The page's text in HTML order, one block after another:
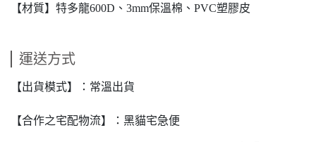
【材質】特多龍600D、3mm保溫棉、PVC塑膠皮
運送方式
【出貨模式】：常溫出貨
【合作之宅配物流】：黑貓宅急便